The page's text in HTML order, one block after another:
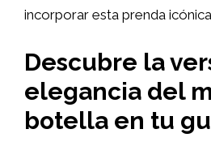
incorporar esta prenda
Descubre la
elegancia del
botella en tu